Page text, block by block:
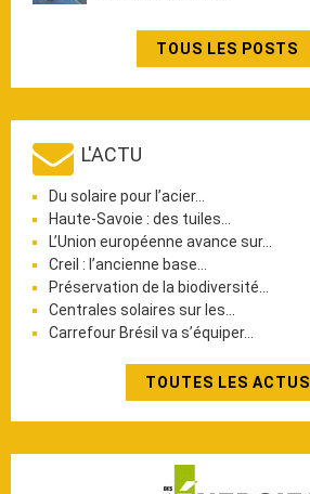
TOUS LES POSTS
L'ACTU
Du solaire pour l’acier…
Haute-Savoie : des tuiles…
L’Union européenne avance sur…
Creil : l’ancienne base…
Préservation de la biodiversité…
Centrales solaires sur les…
Carrefour Brésil va s’équiper…
TOUTES LES ACTUS